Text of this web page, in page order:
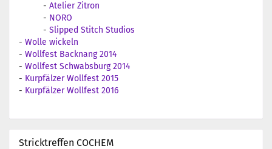
- Atelier Zitron
- NORO
- Slipped Stitch Studios
- Wolle wickeln
- Wollfest Backnang 2014
- Wollfest Schwabsburg 2014
- Kurpfälzer Wollfest 2015
- Kurpfälzer Wollfest 2016
Stricktreffen COCHEM